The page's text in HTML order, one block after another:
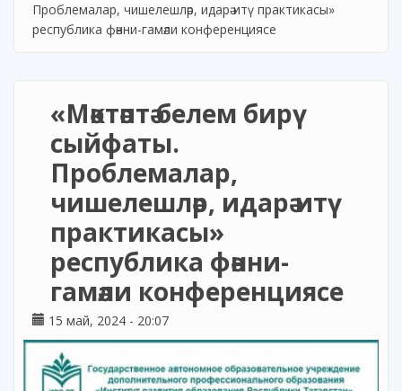
Проблемалар, чишелешләр, идарә итү практикасы»
республика фәнни-гамәли конференциясе
«Мәктәптә белем бирү
сыйфаты.
Проблемалар,
чишелешләр, идарә итү
практикасы»
республика фәнни-
гамәли конференциясе
15 май, 2024 - 20:07